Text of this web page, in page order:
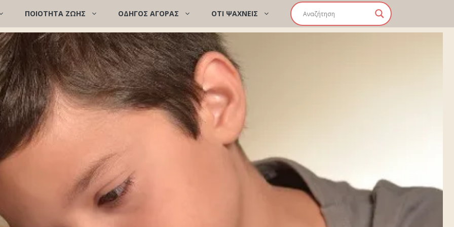
ΠΟΙΌΤΗΤΑ ΖΩΉΣ ΟΔΗΓΟΣ ΑΓΟΡΑΣ ΟΤΙ ΨΑΧΝΕΙΣ